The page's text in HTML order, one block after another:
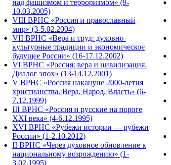
над фашизмом и терроризмом» (9-
10.03.2005)
VIII ВРНС «Россия и православный
мир» (3-5.02.2004)
VII ВРНС «Вера и труд: духовно-
культурные традиции и экономическое
будущее России» (16-17.12.2002)
VI ВРНС «Россия: вера и цивилизация.
Диалог эпох» (13-14.12.2001)
V ВРНС «Россия накануне 2000-летия
христианства. Вера. Народ. Власть» (6-
7.12.1999)
III ВРНС «Россия и русские на пороге
XXI века» (4-6.12.1995)
XVI ВРНС «Рубежи истории — рубежи
России» (1-2.10.2012)
II ВРНС «Через духовное обновление к
национальному возрождению» (1-
3.02.1995)